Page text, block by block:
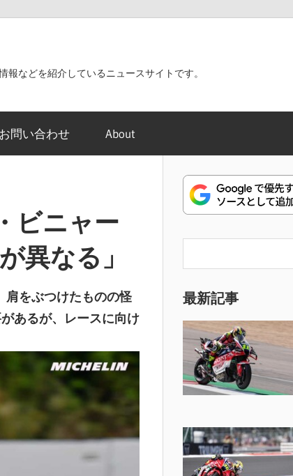
などを紹介しているニュースサイトです。
お問い合わせ About
ビニャー
異なる」
肩をぶつけたものの怪
あるが、レースに向け
最新記事